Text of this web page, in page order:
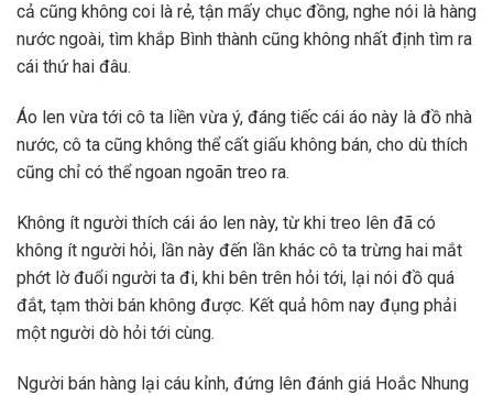
cả cũng không coi là rẻ, tận mấy chục đồng, nghe nói là hàng
nước ngoài, tìm khắp Bình thành cũng không nhất định tìm ra
cái thứ hai đâu.
Áo len vừa tới cô ta liền vừa ý, đáng tiếc cái áo này là đồ nhà
nước, cô ta cũng không thể cất giấu không bán, cho dù thích
cũng chỉ có thể ngoan ngoãn treo ra.
Không ít người thích cái áo len này, từ khi treo lên đã có
không ít người hỏi, lần này đến lần khác cô ta trừng hai mắt
phớt lờ đuổi người ta đi, khi bên trên hỏi tới, lại nói đồ quá
đắt, tạm thời bán không được. Kết quả hôm nay đụng phải
một người dò hỏi tới cùng.
Người bán hàng lại cáu kỉnh, đứng lên đánh giá Hoắc Nhung